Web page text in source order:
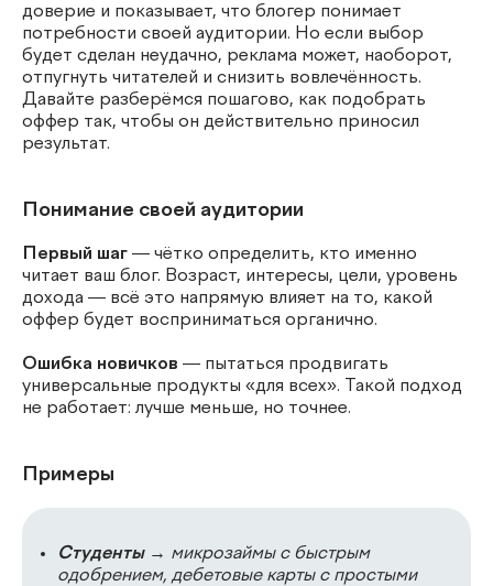
доверие и показывает, что блогер понимает
потребности своей аудитории. Но если выбор
будет сделан неудачно, реклама может, наоборот,
отпугнуть читателей и снизить вовлечённость.
Давайте разберёмся пошагово, как подобрать
оффер так, чтобы он действительно приносил
результат.
Понимание своей аудитории
Первый шаг — чётко определить, кто именно
читает ваш блог. Возраст, интересы, цели, уровень
дохода — всё это напрямую влияет на то, какой
оффер будет восприниматься органично.
Ошибка новичков — пытаться продвигать
универсальные продукты «для всех». Такой подход
не работает: лучше меньше, но точнее.
Примеры
Студенты→ микрозаймы с быстрым
одобрением, дебетовые карты с простыми